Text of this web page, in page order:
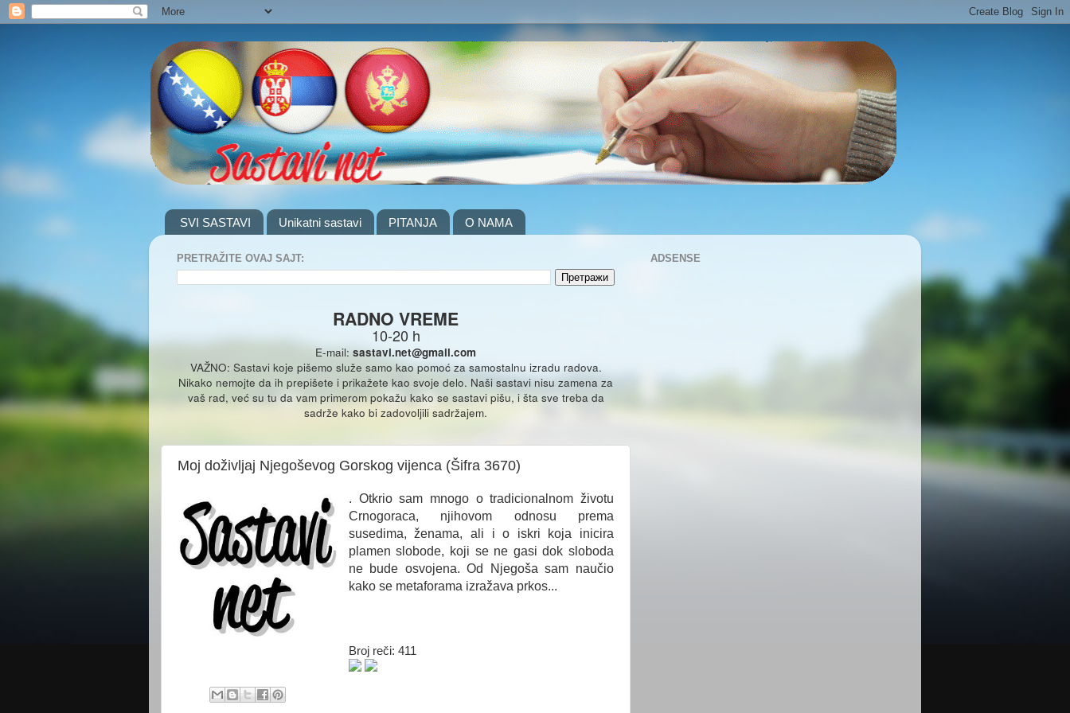
SVI SASTAVI Unikatni sastavi PITANJA O NAMA
PRETRAŽITE OVAJ SAJT:
RADNO VREME
10-20 h
E-mail: sastavi.net@gmail.com
VAŽNO: Sastavi koje pišemo služe samo kao pomoć za samostalnu izradu radova.
Nikako nemojte da ih prepišete i prikažete kao svoje delo. Naši sastavi nisu zamena za
vaš rad, već su tu da vam primerom pokažu kako se sastavi pišu, i šta sve treba da
sadrže kako bi zadovoljili sadržajem.
Moj doživljaj Njegoševog Gorskog vijenca (Šifra 3670)
. Otkrio sam mnogo o tradicionalnom životu
Crnogoraca, njihovom odnosu prema
susedima, ženama, ali i o iskri koja inicira
plamen slobode, koji se ne gasi dok sloboda
ne bude osvojena. Od Njegoša sam naučio
kako se metaforama izražava prkos...
Broj reči: 411
ADSENSE